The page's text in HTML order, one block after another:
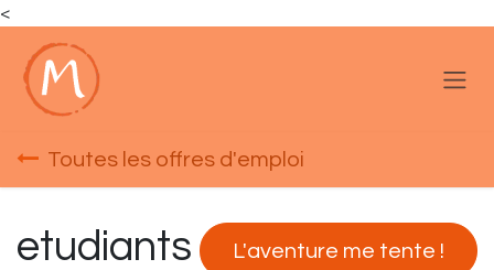
<
Toutes les offres d'emploi
L'aventure me tente !
etudiants